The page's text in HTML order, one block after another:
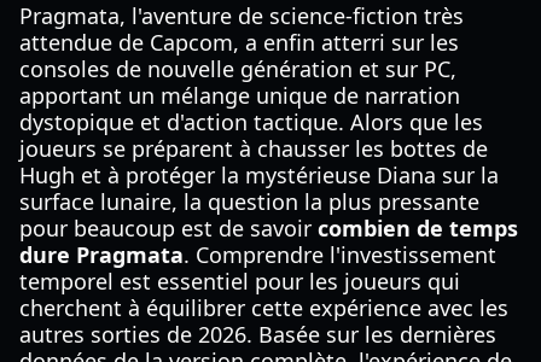
Pragmata, l'aventure de science-fiction très
attendue de Capcom, a enfin atterri sur les
consoles de nouvelle génération et sur PC,
apportant un mélange unique de narration
dystopique et d'action tactique. Alors que les
joueurs se préparent à chausser les bottes de
Hugh et à protéger la mystérieuse Diana sur la
surface lunaire, la question la plus pressante
pour beaucoup est de savoir combien de temps
dure Pragmata. Comprendre l'investissement
temporel est essentiel pour les joueurs qui
cherchent à équilibrer cette expérience avec les
autres sorties de 2026. Basée sur les dernières